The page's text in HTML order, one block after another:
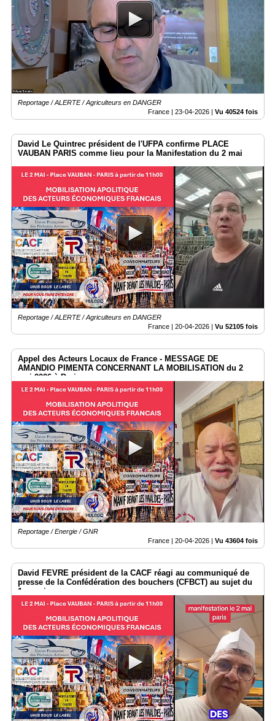
Reportage / ALERTE / Agriculteurs en DANGER
France | 23-04-2026 Vu 40524 fois
David Le Quintrec président de l'UFPA confirme PLACE
VAUBAN PARIS comme lieu pour la Manifestation du 2 mai
Reportage / ALERTE / Agriculteurs en DANGER
France | 20-04-2026 | Vu 52105 fois
Appel des Acteurs Locaux de France - MESSAGE DE
AMANDIO PIMENTA CONCERNANT LA MOBILISATION du 2
mai 2026 à Paris.
Reportage / Energie / GNR
France | 20-04-2026 | Vu 43604 fois
David FEVRE président de la CACF réagi au communiqué de
presse de la Confédération des bouchers (CFBCT) au sujet du
1er mai